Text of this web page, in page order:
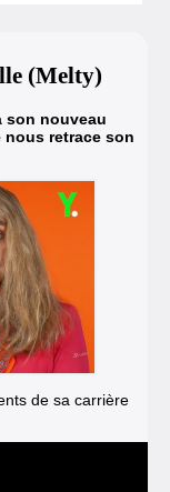
(Melty)
son nouveau
nous retrace son
de sa carrière